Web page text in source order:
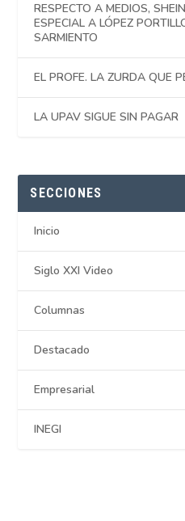
RESPECTO A MEDIOS,
ESPECIAL A LÓPEZ
SARMIENTO
EL PROFE. LA ZURDA QUE
LA UPAV SIGUE SIN PAGAR
SECCIONES
Inicio
Siglo XXI Video
Columnas
Destacado
Empresarial
INEGI